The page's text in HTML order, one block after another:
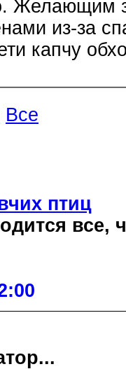
Желающим
из-за
капчу
Все
птиц
все,